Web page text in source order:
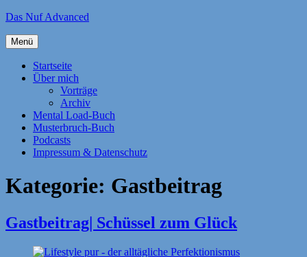
Zum
springen
Das Nuf Advanced
Menü
Startseite
Über mich
Vorträge
Archiv
Mental Load-Buch
Musterbruch-Buch
Podcasts
Impressum & Datenschutz
Kategorie: Gastbeitrag
Gastbeitrag| Schüssel zum Glück